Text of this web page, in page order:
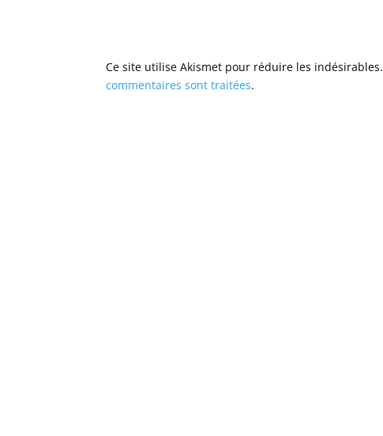
Ce site utilise Akismet pour réduire les indésirables.
commentaires sont traitées.